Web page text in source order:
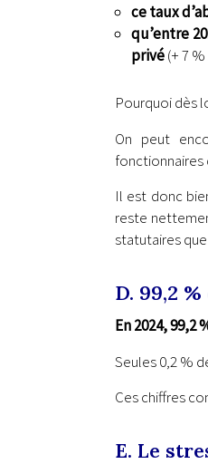
ce taux
qu’entre
privé(+ 7
Pourquoi dès
On peut
fonctionnaires
Il est donc
reste
statutaires
D. 99,2
En 2024,
Seules 0,2 %
Ces chiffres
E. Le